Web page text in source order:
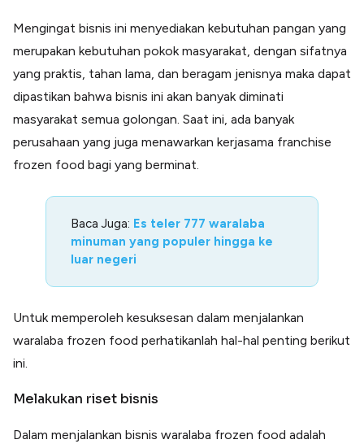
Mengingat bisnis ini menyediakan kebutuhan pangan yang
merupakan kebutuhan pokok masyarakat, dengan sifatnya
yang praktis, tahan lama, dan beragam jenisnya maka dapat
dipastikan bahwa bisnis ini akan banyak diminati
masyarakat semua golongan. Saat ini, ada banyak
perusahaan yang juga menawarkan kerjasama franchise
frozen food bagi yang berminat.
Baca Juga: Es teler 777 waralaba
minuman yang populer hingga ke
luar negeri
Untuk memperoleh kesuksesan dalam menjalankan
waralaba frozen food perhatikanlah hal-hal penting berikut
ini.
Melakukan riset bisnis
Dalam menjalankan bisnis waralaba frozen food adalah